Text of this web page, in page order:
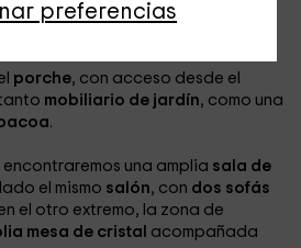
preferencias
privada con césped natural
de
porche, con acceso desde el
mobiliario de jardín, como una
.
una amplia sala de
el mismo salón, con dos sofás
el otro extremo, la zona de
mesa de cristal acompañada